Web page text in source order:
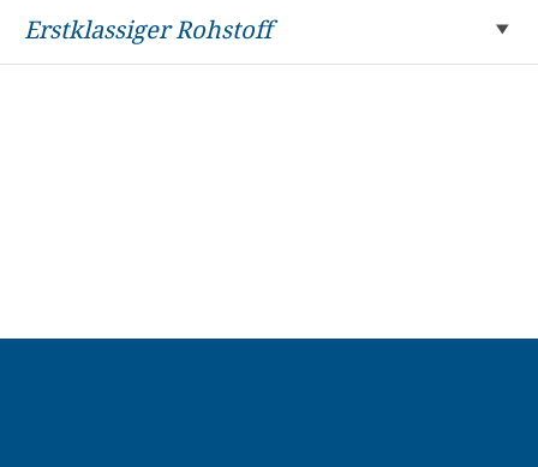
Erstklassiger Rohstoff